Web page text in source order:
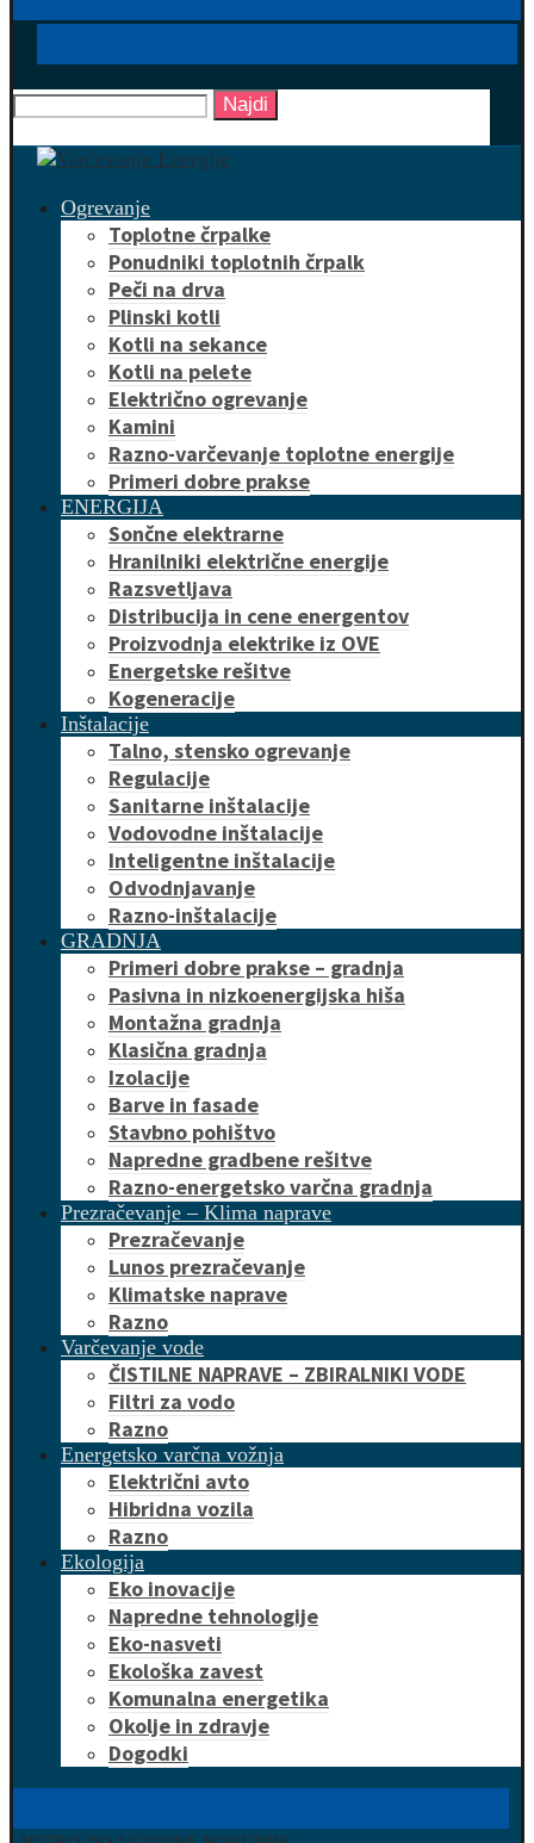
Najdi
Ogrevanje
Toplotne črpalke
Ponudniki toplotnih črpalk
Peči na drva
Plinski kotli
Kotli na sekance
Kotli na pelete
Električno ogrevanje
Kamini
Razno-varčevanje toplotne energije
Primeri dobre prakse
ENERGIJA
Sončne elektrarne
Hranilniki električne energije
Razsvetljava
Distribucija in cene energentov
Proizvodnja elektrike iz OVE
Energetske rešitve
Kogeneracije
Inštalacije
Talno, stensko ogrevanje
Regulacije
Sanitarne inštalacije
Vodovodne inštalacije
Inteligentne inštalacije
Odvodnjavanje
Razno-inštalacije
GRADNJA
Primeri dobre prakse – gradnja
Pasivna in nizkoenergijska hiša
Montažna gradnja
Klasična gradnja
Izolacije
Barve in fasade
Stavbno pohištvo
Napredne gradbene rešitve
Razno-energetsko varčna gradnja
Prezračevanje – Klima naprave
Prezračevanje
Lunos prezračevanje
Klimatske naprave
Razno
Varčevanje vode
ČISTILNE NAPRAVE – ZBIRALNIKI VODE
Filtri za vodo
Razno
Energetsko varčna vožnja
Električni avto
Hibridna vozila
Razno
Ekologija
Eko inovacije
Napredne tehnologije
Eko-nasveti
Ekološka zavest
Komunalna energetika
Okolje in zdravje
Dogodki